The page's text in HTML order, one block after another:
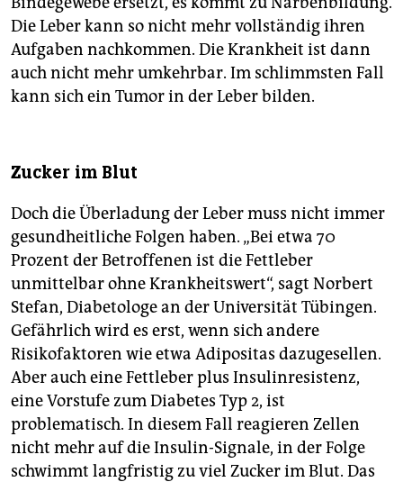
Die Leber kann so nicht mehr vollständig ihren
Aufgaben nachkommen. Die Krankheit ist dann
auch nicht mehr umkehrbar. Im schlimmsten Fall
kann sich ein Tumor in der Leber bilden.
Zucker im Blut
Doch die Überladung der Leber muss nicht immer
gesundheitliche Folgen haben. „Bei etwa 70
Prozent der Betroffenen ist die Fettleber
unmittelbar ohne Krankheitswert“, sagt Norbert
Stefan, Diabetologe an der Universität Tübingen.
Gefährlich wird es erst, wenn sich andere
Risikofaktoren wie etwa Adipositas dazugesellen.
Aber auch eine Fettleber plus Insulinresistenz,
eine Vorstufe zum Diabetes Typ 2, ist
problematisch. In diesem Fall reagieren Zellen
nicht mehr auf die Insulin-Signale, in der Folge
schwimmt langfristig zu viel Zucker im Blut. Das